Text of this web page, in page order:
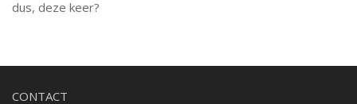
dus, deze keer?
CONTACT